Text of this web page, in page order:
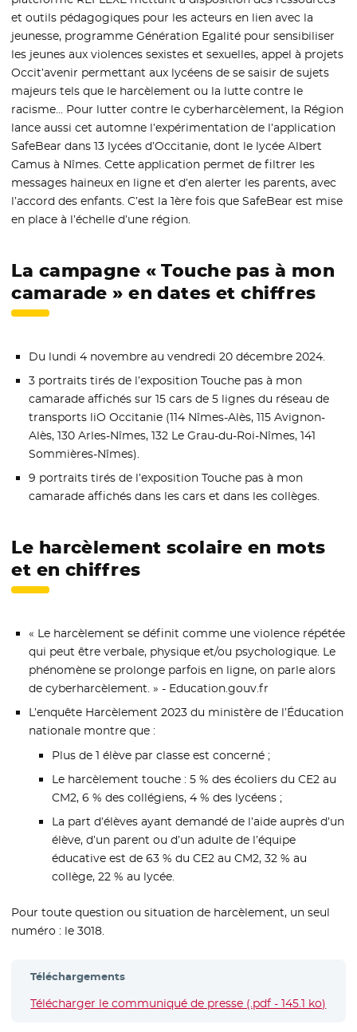
et outils pédagogiques pour les acteurs en lien avec la
jeunesse, programme Génération Egalité pour sensibiliser
les jeunes aux violences sexistes et sexuelles, appel à projets
Occit’avenir permettant aux lycéens de se saisir de sujets
majeurs tels que le harcèlement ou la lutte contre le
racisme… Pour lutter contre le cyberharcèlement, la Région
lance aussi cet automne l’expérimentation de l’application
SafeBear dans 13 lycées d’Occitanie, dont le lycée Albert
Camus à Nîmes. Cette application permet de filtrer les
messages haineux en ligne et d’en alerter les parents, avec
l’accord des enfants. C’est la 1ère fois que SafeBear est mise
en place à l’échelle d’une région.
La campagne « Touche pas à mon
camarade » en dates et chiffres
Du lundi 4 novembre au vendredi 20 décembre 2024.
3 portraits tirés de l’exposition Touche pas à mon
camarade affichés sur 15 cars de 5 lignes du réseau de
transports liO Occitanie (114 Nîmes-Alès, 115 Avignon-
Alès, 130 Arles-Nîmes, 132 Le Grau-du-Roi-Nîmes, 141
Sommières-Nîmes).
9 portraits tirés de l’exposition Touche pas à mon
camarade affichés dans les cars et dans les collèges.
Le harcèlement scolaire en mots
et en chiffres
« Le harcèlement se définit comme une violence répétée
qui peut être verbale, physique et/ou psychologique. Le
phénomène se prolonge parfois en ligne, on parle alors
de cyberharcèlement. » - Education.gouv.fr
L’enquête Harcèlement 2023 du ministère de l’Éducation
nationale montre que :
Plus de 1 élève par classe est concerné ;
Le harcèlement touche : 5 % des écoliers du CE2 au
CM2, 6 % des collégiens, 4 % des lycéens ;
La part d’élèves ayant demandé de l’aide auprès d’un
élève, d’un parent ou d’un adulte de l’équipe
éducative est de 63 % du CE2 au CM2, 32 % au
collège, 22 % au lycée.
Pour toute question ou situation de harcèlement, un seul
numéro : le 3018.
Téléchargements
Télécharger le communiqué de presse (.pdf - 145.1 ko)